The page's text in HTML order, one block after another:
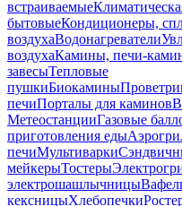
встраиваемые
бытовыеКондиционеры,
воздухаВодонагреватели
воздухаКамины, печи-
завесыТепловые
пушкиБиокамины
печиПорталы для каминов
МетеостанцииГазовые
приготовления еды
печиМультиварки
мейкерыТостеры
электрошашлычницы
кексницыХлебопечки